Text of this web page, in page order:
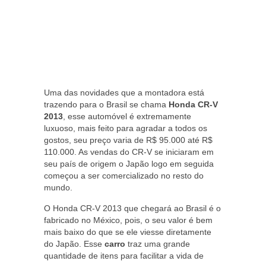
Uma das novidades que a montadora está
trazendo para o Brasil se chama Honda CR-V
2013 , esse automóvel é extremamente
luxuoso, mais feito para agradar a todos os
gostos, seu preço varia de R$ 95.000 até R$
110.000. As vendas do CR-V se iniciaram em
seu país de origem o Japão logo em seguida
começou a ser comercializado no resto do
mundo.
O Honda CR-V 2013 que chegará ao Brasil é o
fabricado no México, pois, o seu valor é bem
mais baixo do que se ele viesse diretamente
do Japão. Esse carro traz uma grande
quantidade de itens para facilitar a vida de